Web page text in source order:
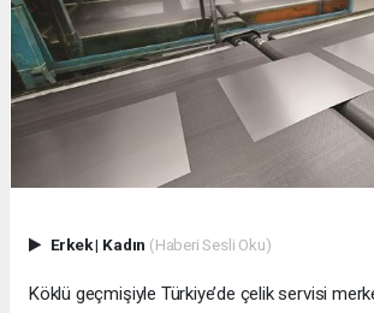
Erkek| Kadın (Haberi Sesli Oku)
Köklü geçmişiyle Türkiye’de çelik servisi